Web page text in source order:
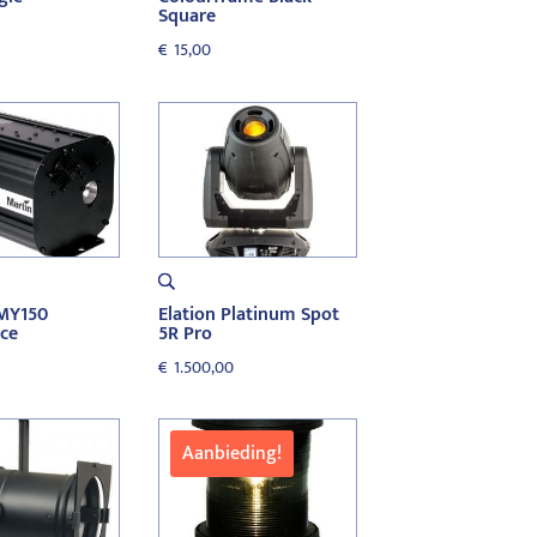
Square
€ 15,00
Elation Platinum Spot
5R Pro
€ 1.500,00
Aanbieding!